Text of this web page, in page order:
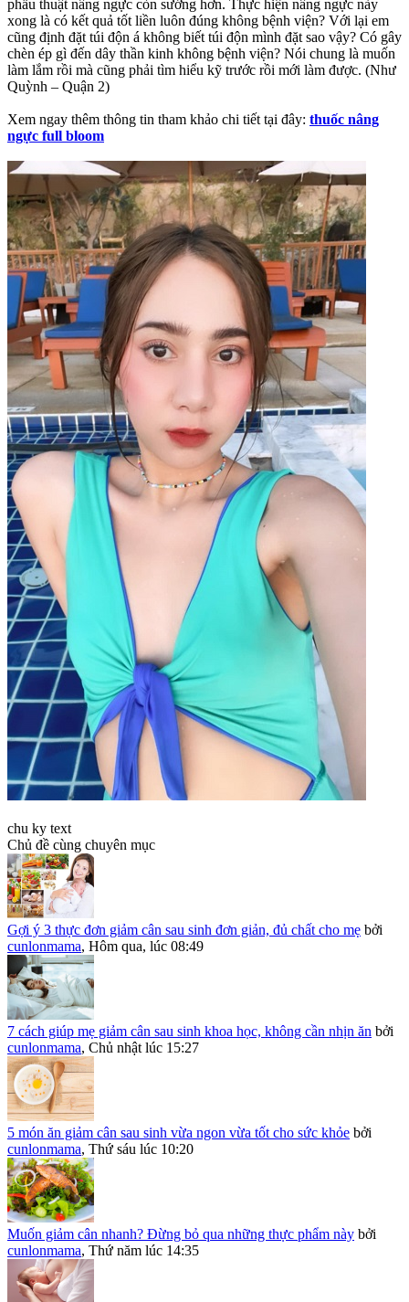
phẫu thuật nâng ngực còn sướng hơn. Thực hiện nâng ngực này
xong là có kết quả tốt liền luôn đúng không bệnh viện? Với lại em
cũng định đặt túi độn á không biết túi độn mình đặt sao vậy? Có gây
chèn ép gì đến dây thần kinh không bệnh viện? Nói chung là muốn
làm lắm rồi mà cũng phải tìm hiểu kỹ trước rồi mới làm được. (Như
Quỳnh – Quận 2)
Xem ngay thêm thông tin tham khảo chi tiết tại đây: thuốc nâng
ngực full bloom
chu ky text
Chủ đề cùng chuyên mục
Gợi ý 3 thực đơn giảm cân sau sinh đơn giản, đủ chất cho mẹ bởi
cunlonmama, Hôm qua, lúc 08:49
7 cách giúp mẹ giảm cân sau sinh khoa học, không cần nhịn ăn bởi
cunlonmama, Chủ nhật lúc 15:27
5 món ăn giảm cân sau sinh vừa ngon vừa tốt cho sức khỏe bởi
cunlonmama, Thứ sáu lúc 10:20
Muốn giảm cân nhanh? Đừng bỏ qua những thực phẩm này bởi
cunlonmama, Thứ năm lúc 14:35